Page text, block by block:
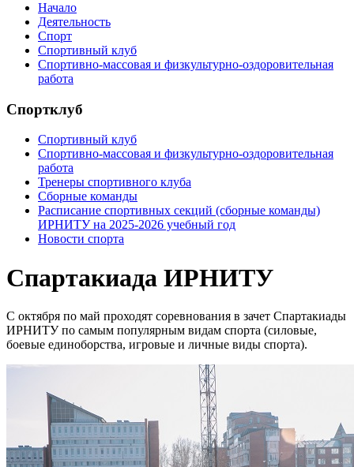
Начало
Деятельность
Спорт
Спортивный клуб
Спортивно-массовая и физкультурно-оздоровительная
работа
Спортклуб
Спортивный клуб
Спортивно-массовая и физкультурно-оздоровительная
работа
Тренеры спортивного клуба
Cборные команды
Расписание спортивных секций (сборные команды)
ИРНИТУ на 2025-2026 учебный год
Новости спорта
Спартакиада ИРНИТУ
С октября по май проходят соревнования в зачет Спартакиады
ИРНИТУ по самым популярным видам спорта (силовые,
боевые единоборства, игровые и личные виды спорта).